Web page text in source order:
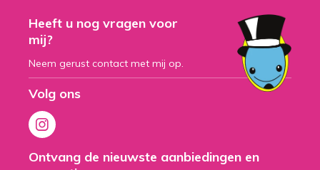
Heeft u nog vragen voor
mij?
Neem gerust contact met mij op.
Volg ons
Ontvang de nieuwste aanbiedingen en